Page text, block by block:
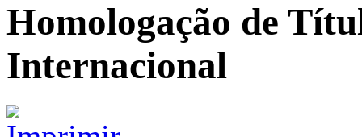
Homologação de
Internacional